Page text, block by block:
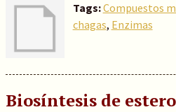
Tags:Compuestos
chagas, Enzimas
Biosíntesis de